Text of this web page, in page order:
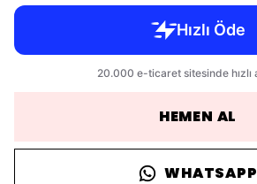
HEMEN AL
WHATSAPP